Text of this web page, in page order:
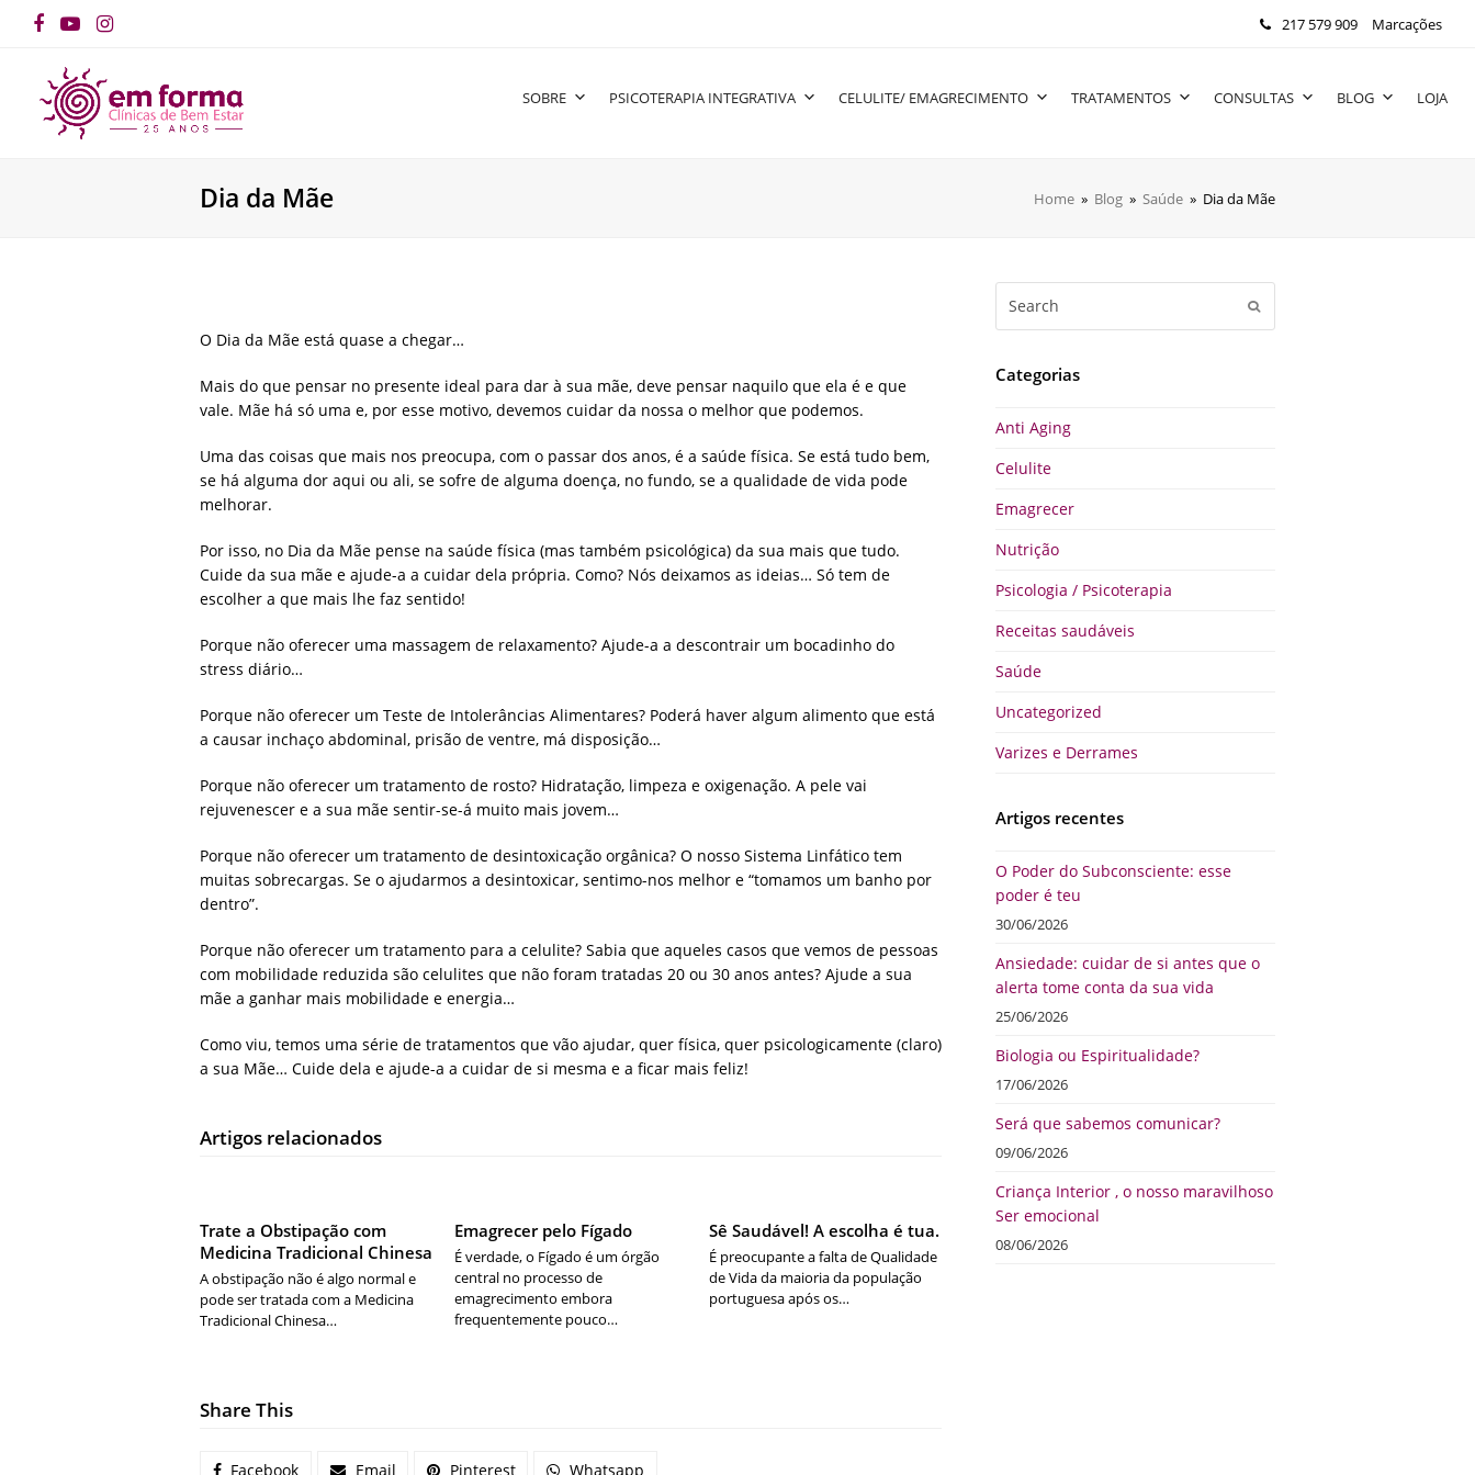
Facebook
YouTubeInstagram 217 579 909 Marcações
SOBRE PSICOTERAPIA INTEGRATIVA CELULITE/ EMAGRECIMENTO TRATAMENTOS CONSULTAS BLOG LOJA
Dia da Mãe Home » Blog » Saúde » Dia da Mãe
Categorias
Anti Aging
Celulite
Emagrecer
Nutrição
Psicologia / Psicoterapia
Receitas saudáveis
Saúde
Uncategorized
Varizes e Derrames
Artigos recentes
O Poder do Subconsciente: esse
poder é teu
30/06/2026
Ansiedade: cuidar de si antes que o
alerta tome conta da sua vida
25/06/2026
Biologia ou Espiritualidade?
17/06/2026
Será que sabemos comunicar?
09/06/2026
Criança Interior , o nosso maravilhoso
Ser emocional
08/06/2026
O Dia da Mãe está quase a chegar…
Mais do que pensar no presente ideal para dar à sua mãe, deve pensar naquilo que ela é e que
vale. Mãe há só uma e, por esse motivo, devemos cuidar da nossa o melhor que podemos.
Uma das coisas que mais nos preocupa, com o passar dos anos, é a saúde física. Se está tudo bem,
se há alguma dor aqui ou ali, se sofre de alguma doença, no fundo, se a qualidade de vida pode
melhorar.
Por isso, no Dia da Mãe pense na saúde física (mas também psicológica) da sua mais que tudo.
Cuide da sua mãe e ajude-a a cuidar dela própria. Como? Nós deixamos as ideias… Só tem de
escolher a que mais lhe faz sentido!
Porque não oferecer uma massagem de relaxamento? Ajude-a a descontrair um bocadinho do
stress diário…
Porque não oferecer um Teste de Intolerâncias Alimentares? Poderá haver algum alimento que está
a causar inchaço abdominal, prisão de ventre, má disposição…
Porque não oferecer um tratamento de rosto? Hidratação, limpeza e oxigenação. A pele vai
rejuvenescer e a sua mãe sentir-se-á muito mais jovem…
Porque não oferecer um tratamento de desintoxicação orgânica? O nosso Sistema Linfático tem
muitas sobrecargas. Se o ajudarmos a desintoxicar, sentimo-nos melhor e “tomamos um banho por
dentro”.
Porque não oferecer um tratamento para a celulite? Sabia que aqueles casos que vemos de pessoas
com mobilidade reduzida são celulites que não foram tratadas 20 ou 30 anos antes? Ajude a sua
mãe a ganhar mais mobilidade e energia…
Como viu, temos uma série de tratamentos que vão ajudar, quer física, quer psicologicamente (claro)
a sua Mãe… Cuide dela e ajude-a a cuidar de si mesma e a ficar mais feliz!
Artigos relacionados
Trate a Obstipação com
Medicina Tradicional Chinesa
A obstipação não é algo normal e
pode ser tratada com a Medicina
Tradicional Chinesa…
Emagrecer pelo Fígado
É verdade, o Fígado é um órgão
central no processo de
emagrecimento embora
frequentemente pouco…
Sê Saudável! A escolha é tua.
É preocupante a falta de Qualidade
de Vida da maioria da população
portuguesa após os…
Share This
Facebook Email Pinterest Whatsapp